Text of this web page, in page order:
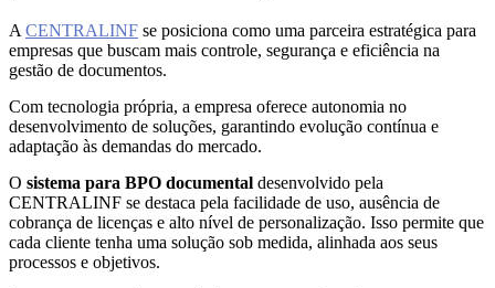
A CENTRALINF se posiciona como uma parceira estratégica para
empresas que buscam mais controle, segurança e eficiência na
gestão de documentos.
Com tecnologia própria, a empresa oferece autonomia no
desenvolvimento de soluções, garantindo evolução contínua e
adaptação às demandas do mercado.
O sistema para BPO documental desenvolvido pela
CENTRALINF se destaca pela facilidade de uso, ausência de
cobrança de licenças e alto nível de personalização. Isso permite que
cada cliente tenha uma solução sob medida, alinhada aos seus
processos e objetivos.